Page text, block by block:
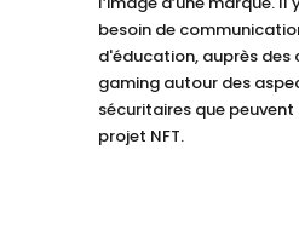
besoin de
d'éducation, auprès des
gaming autour des
sécuritaires que
projet NFT.